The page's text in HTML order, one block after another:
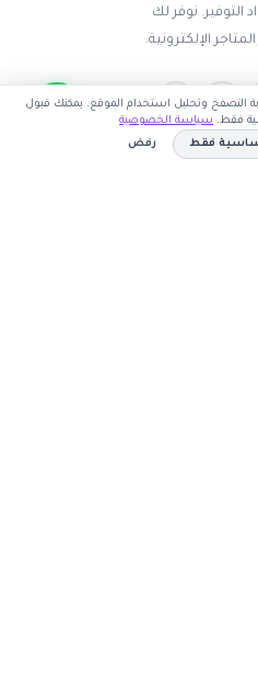
التوفير. نوفر لك
الإلكترونية.
التصفح وتحليل استخدام الموقع. يمكنك قبول
فقط. سياسة الخصوصية
فقط رفض